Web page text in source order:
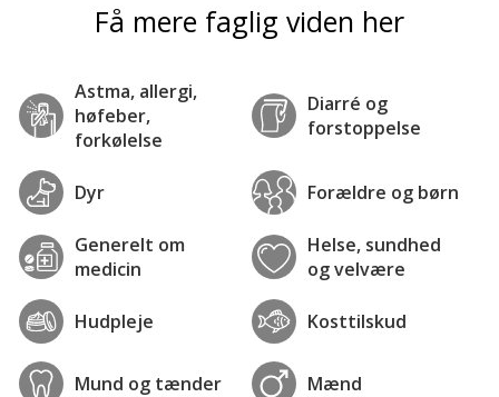
Få mere faglig viden her
Astma, allergi,
høfeber,
forkølelse
Diarré og
forstoppelse
Dyr Forældre og børn
Generelt om
medicin
Helse, sundhed
og velvære
Hudpleje Kosttilskud
Mund og tænder Mænd